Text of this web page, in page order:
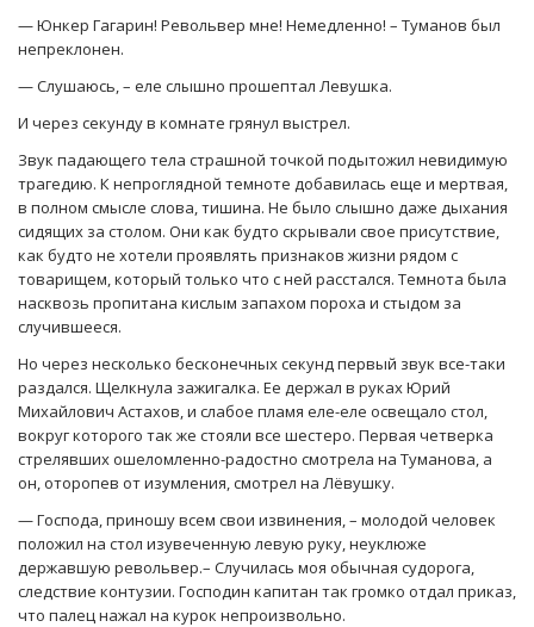
— Юнкер Гагарин! Револьвер мне! Немедленно! – Туманов был
непреклонен.
— Слушаюсь, – еле слышно прошептал Левушка.
И через секунду в комнате грянул выстрел.
Звук падающего тела страшной точкой подытожил невидимую
трагедию. К непроглядной темноте добавилась еще и мертвая,
в полном смысле слова, тишина. Не было слышно даже дыхания
сидящих за столом. Они как будто скрывали свое присутствие,
как будто не хотели проявлять признаков жизни рядом с
товарищем, который только что с ней расстался. Темнота была
насквозь пропитана кислым запахом пороха и стыдом за
случившееся.
Но через несколько бесконечных секунд первый звук все-таки
раздался. Щелкнула зажигалка. Ее держал в руках Юрий
Михайлович Астахов, и слабое пламя еле-еле освещало стол,
вокруг которого так же стояли все шестеро. Первая четверка
стрелявших ошеломленно-радостно смотрела на Туманова, а
он, оторопев от изумления, смотрел на Лёвушку.
— Господа, приношу всем свои извинения, – молодой человек
положил на стол изувеченную левую руку, неуклюже
державшую револьвер.– Случилась моя обычная судорога,
следствие контузии. Господин капитан так громко отдал приказ,
что палец нажал на курок непроизвольно.